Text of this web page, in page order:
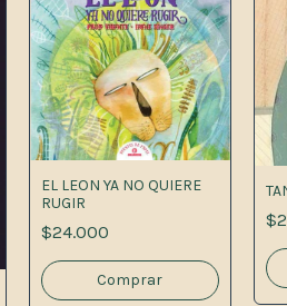
EL LEON YA NO QUIERE
RUGIR
$24.000